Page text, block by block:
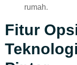
rumah.
Fitur